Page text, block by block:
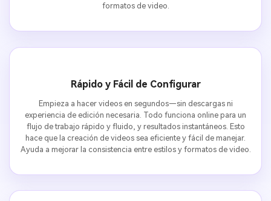
formatos de video.
Rápido y Fácil de Configurar
Empieza a hacer videos en segundos—sin descargas ni
experiencia de edición necesaria. Todo funciona online para un
flujo de trabajo rápido y fluido, y resultados instantáneos. Esto
hace que la creación de videos sea eficiente y fácil de manejar.
Ayuda a mejorar la consistencia entre estilos y formatos de video.